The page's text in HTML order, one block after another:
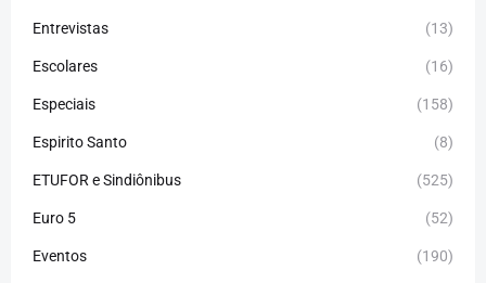
Entrevistas (13)
Escolares (16)
Especiais (158)
Espirito Santo (8)
ETUFOR e Sindiônibus (525)
Euro 5 (52)
Eventos (190)